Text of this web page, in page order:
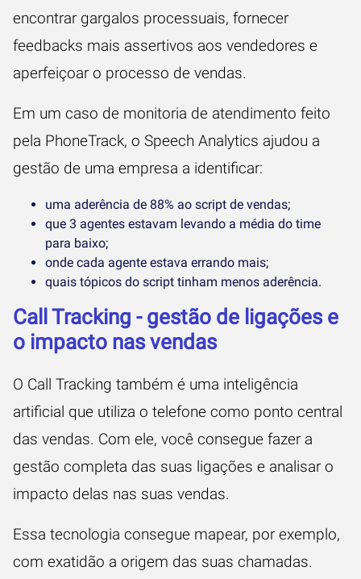
encontrar gargalos processuais, fornecer
feedbacks mais assertivos aos vendedores e
aperfeiçoar o processo de vendas.
Em um caso de monitoria de atendimento feito
pela PhoneTrack, o Speech Analytics ajudou a
gestão de uma empresa a identificar:
uma aderência de 88% ao script de vendas;
que 3 agentes estavam levando a média do time
para baixo;
onde cada agente estava errando mais;
quais tópicos do script tinham menos aderência.
Call Tracking - gestão de ligações e
o impacto nas vendas
O Call Tracking também é uma inteligência
artificial que utiliza o telefone como ponto central
das vendas. Com ele, você consegue fazer a
gestão completa das suas ligações e analisar o
impacto delas nas suas vendas.
Essa tecnologia consegue mapear, por exemplo,
com exatidão a origem das suas chamadas.